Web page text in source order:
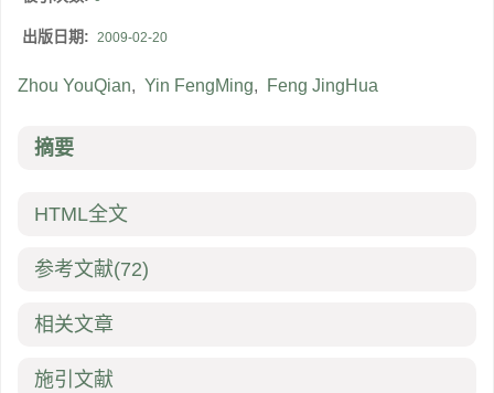
出版日期: 2009-02-20
Zhou YouQian, Yin FengMing, Feng JingHua
摘要
HTML全文
参考文献(72)
相关文章
施引文献